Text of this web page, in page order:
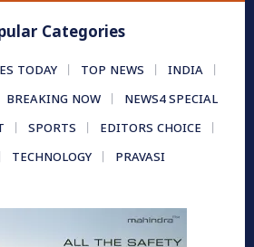
Categories
TODAY TOP NEWS
INDIA
BREAKING NOW
NEWS4 SPECIAL
SPORTS
EDITORS CHOICE
TECHNOLOGY PRAVASI